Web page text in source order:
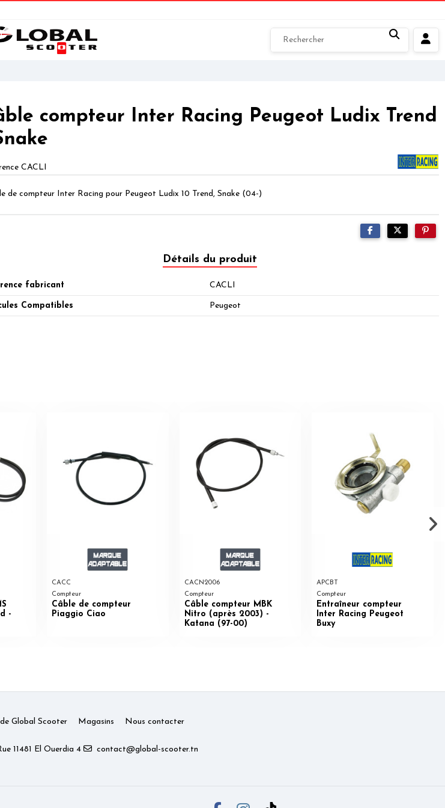
compteur Inter Racing Peugeot Ludix Trend
CACLI
de compteur Inter Racing pour Peugeot Ludix 10 Trend, Snake (04-)
Détails du produit
fabricant CACLI
Compatibles Peugeot
-
CACC
Compteur
Câble de compteur
Piaggio Ciao
CACN2006
Compteur
Câble compteur MBK
Nitro (après 2003) -
Katana (97-00)
APCBT
Compteur
Entraîneur compteur
Inter Racing Peugeot
Buxy
Global Scooter Magasins Nous contacter
11481 El Ouerdia 4 contact@global-scooter.tn